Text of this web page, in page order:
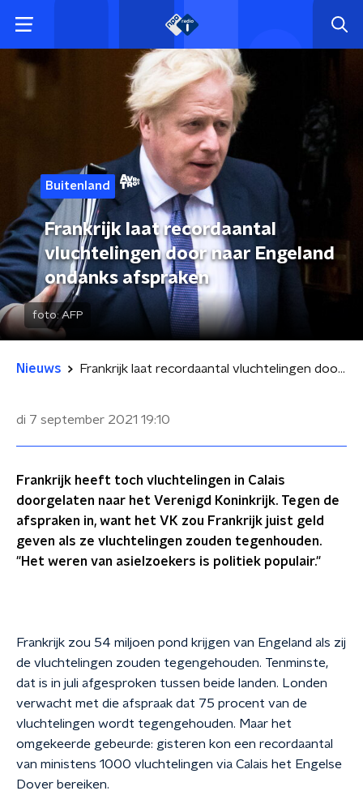
Buitenland
Frankrijk laat recordaantal
vluchtelingen door naar Engeland
ondanks afspraken
foto:AFP
Nieuws Frankrijk laat recordaantal vluchtelingen door naar Engeland ondanks afspraken
di 7 september 2021 19:10
Frankrijk heeft toch vluchtelingen in Calais
doorgelaten naar het Verenigd Koninkrijk. Tegen de
afspraken in, want het VK zou Frankrijk juist geld
geven als ze vluchtelingen zouden tegenhouden.
"Het weren van asielzoekers is politiek populair."
Frankrijk zou 54 miljoen pond krijgen van Engeland als zij
de vluchtelingen zouden tegengehouden. Tenminste,
dat is in juli afgesproken tussen beide landen. Londen
verwacht met die afspraak dat 75 procent van de
vluchtelingen wordt tegengehouden. Maar het
omgekeerde gebeurde: gisteren kon een recordaantal
van ministens 1000 vluchtelingen via Calais het Engelse
Dover bereiken.